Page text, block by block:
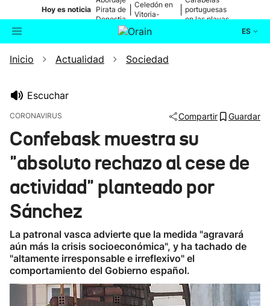
Hoy es noticia Pirata de
Donostia
Celedón en
Vitoria-
portuguesas
en las playas
ES
Buscador Actualidad
Ikusmiran
Eguraldia
Inicio Actualidad Sociedad
Escuchar
CORONAVIRUS Compartir Guardar
Confebask muestra su
"absoluto rechazo al cese de
actividad" planteado por
Sánchez
La patronal vasca advierte que la medida "agravará
aún más la crisis socioeconómica", y ha tachado de
"altamente irresponsable e irreflexivo" el
comportamiento del Gobierno español.